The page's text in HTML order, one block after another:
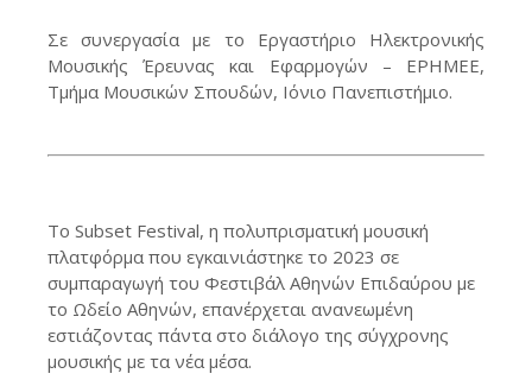
Σε συνεργασία με το Εργαστήριο Ηλεκτρονικής
Μουσικής Έρευνας και Εφαρμογών – ΕΡΗΜΕΕ,
Τμήμα Μουσικών Σπουδών, Ιόνιο Πανεπιστήμιο.
Το Subset Festival, η πολυπρισματική μουσική
πλατφόρμα που εγκαινιάστηκε το 2023 σε
συμπαραγωγή του Φεστιβάλ Αθηνών Επιδαύρου με
το Ωδείο Αθηνών, επανέρχεται ανανεωμένη
εστιάζοντας πάντα στο διάλογο της σύγχρονης
μουσικής με τα νέα μέσα.